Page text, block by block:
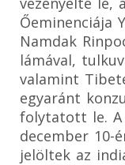
Őeminenciája
Namdak
lámával,
valamint
egyaránt
folytatott le. A
december 10-
jelöltek az